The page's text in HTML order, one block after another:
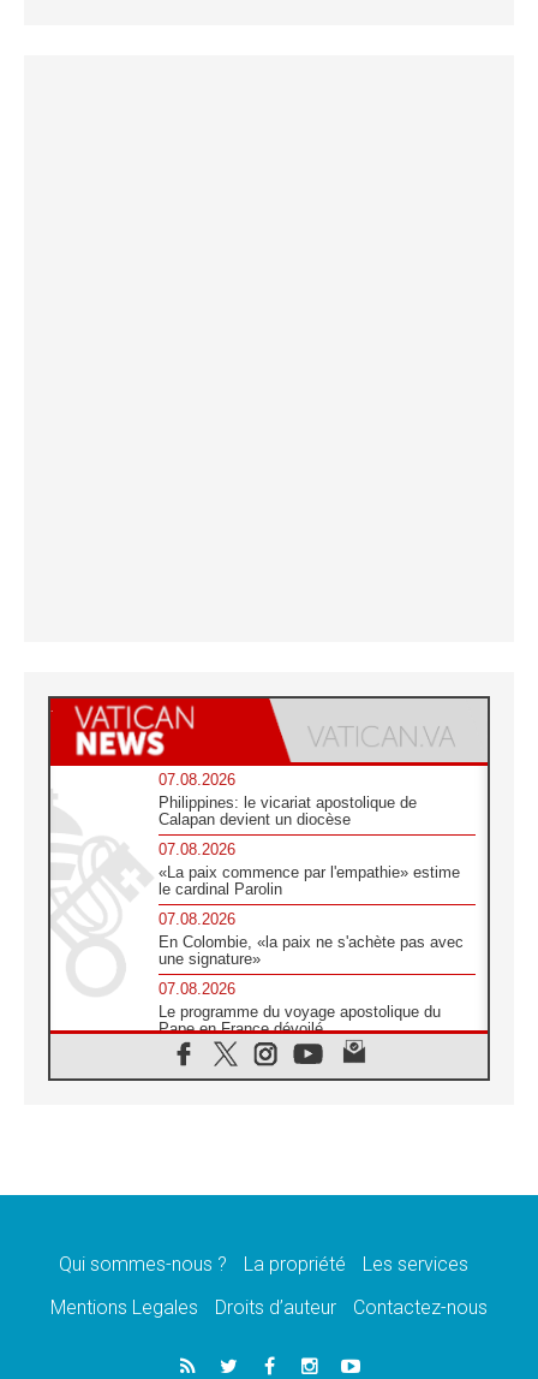
07.08.2026
Philippines: le vicariat apostolique de
Calapan devient un diocèse
07.08.2026
«La paix commence par l'empathie» estime
le cardinal Parolin
07.08.2026
En Colombie, «la paix ne s'achète pas avec
une signature»
07.08.2026
Le programme du voyage apostolique du
Pape en France dévoilé
07.08.2026
1ère Conférence continentale sur l'éducation
07.08.2026
07.08.2026
lancement des «dix jours de prière pour la
06.08.2026
Qui sommes-nous ? La propriété
Les services
Mentions Legales
Droits d’auteur Contactez-nous